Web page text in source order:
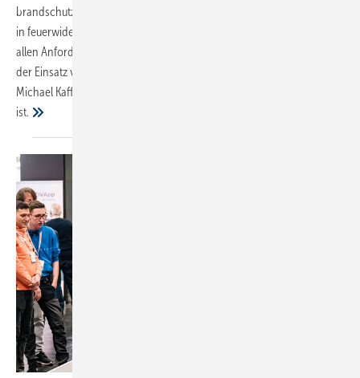
brandschutztechnische Bekleidung und an geeignete Abschottungen
in feuerwiderstands­fähigen Wänden und Decken. Eine Möglichkeit,
allen Anforderungen gleichermaßen gerecht zu werden, ist
der Einsatz von nichtbrennbaren Dämmstoffen aus Steinwolle.
Michael Kaffenberger-Küster fasst zusammen, was dabei zu beachten
ist.